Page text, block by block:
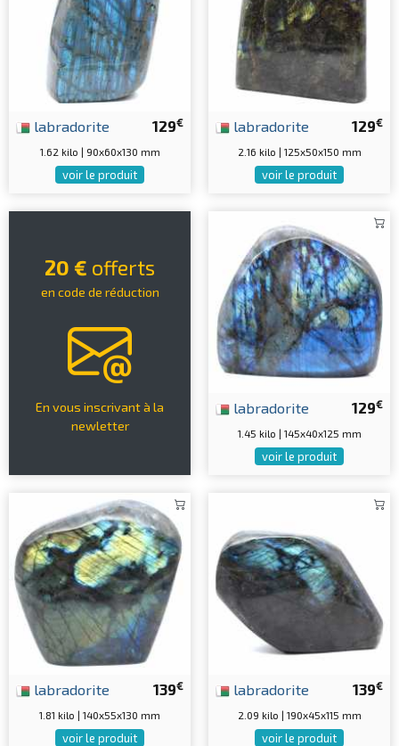
129€
labradorite
1.62 kilo | 90x60x130 mm
voir le produit
129€
labradorite
2.16 kilo | 125x50x150 mm
voir le produit
20 € offerts
en code de réduction
En vous inscrivant à la
newletter
129€
labradorite
1.45 kilo | 145x40x125 mm
voir le produit
139€
labradorite
1.81 kilo | 140x55x130 mm
voir le produit
139€
labradorite
2.09 kilo | 190x45x115 mm
voir le produit